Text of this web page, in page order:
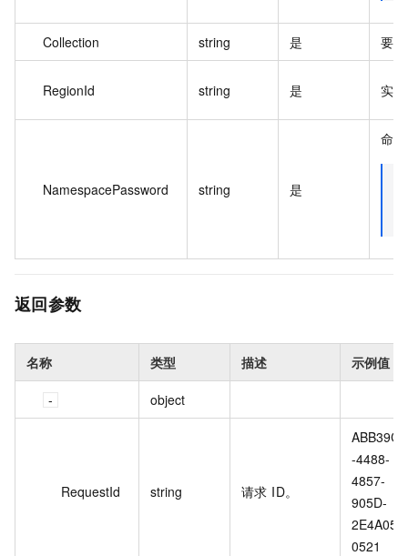
Collection string 是 要
RegionId string 是 实
NamespacePassword string 是
命
返回参数
名称 类型 描述 示例值
object
RequestId string 请求 ID。
-4488-
4857-
905D-
0521